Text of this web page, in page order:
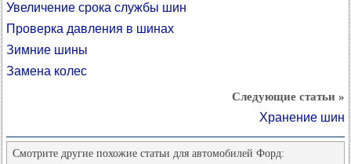
Увеличение срока службы шин
Проверка давления в шинах
Зимние шины
Замена колес
Следующие статьи »
Хранение шин
Смотрите другие похожие статьи для автомобилей Форд: